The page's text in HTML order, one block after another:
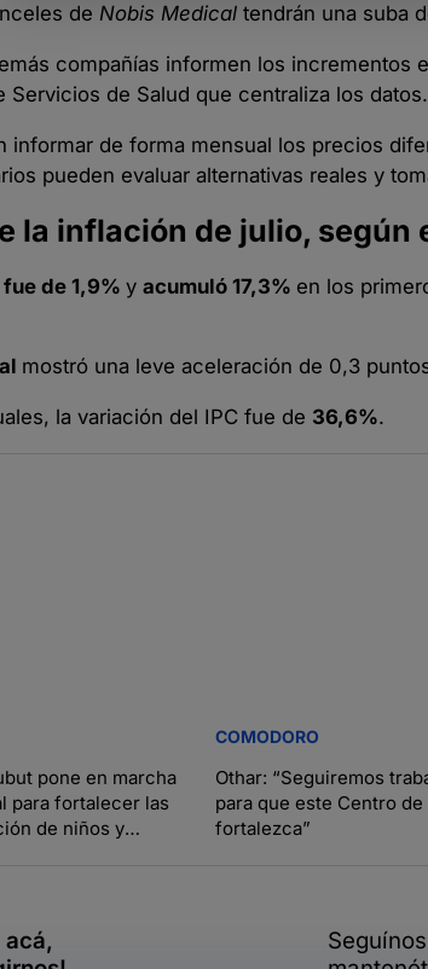
de Nobis Medical tendrán una suba
compañías informen los incrementos
Servicios de Salud que centraliza los datos.
informar de forma mensual los precios
pueden evaluar alternativas reales y
la inflación de julio, según
fue de 1,9% y acumuló 17,3% en los
mostró una leve aceleración de 0,3
la variación del IPC fue de 36,6%.
pone en marcha
para fortalecer las
de niños y
COMODORO
Othar: “Seguiremos
para que este Centro
fortalezca”
acá,